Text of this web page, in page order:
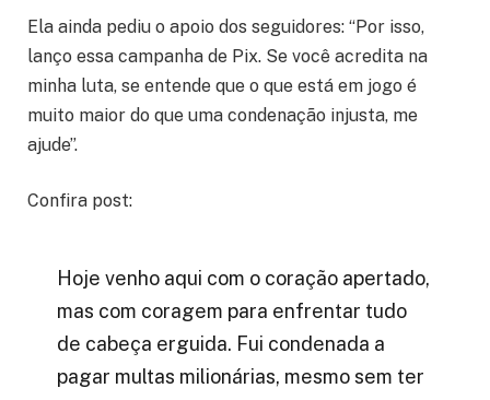
Ela ainda pediu o apoio dos seguidores: “Por isso,
lanço essa campanha de Pix. Se você acredita na
minha luta, se entende que o que está em jogo é
muito maior do que uma condenação injusta, me
ajude”.
Confira post:
Hoje venho aqui com o coração apertado,
mas com coragem para enfrentar tudo
de cabeça erguida. Fui condenada a
pagar multas milionárias, mesmo sem ter